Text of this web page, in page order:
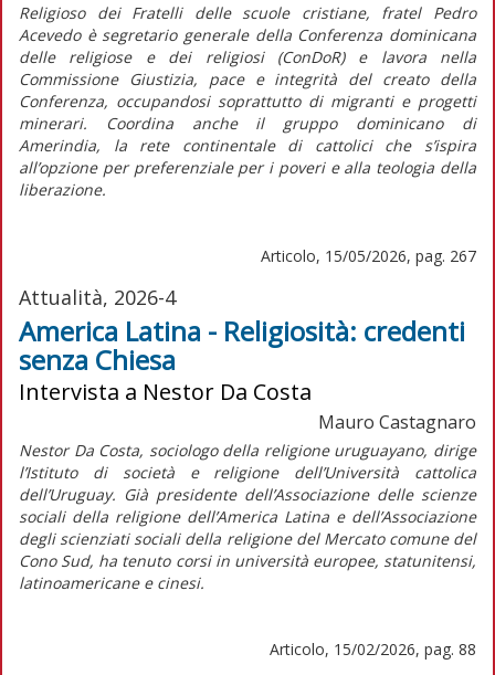
Religioso dei Fratelli delle scuole cristiane, fratel Pedro
Acevedo è segretario generale della Conferenza dominicana
delle religiose e dei religiosi (ConDoR) e lavora nella
Commissione Giustizia, pace e integrità del creato della
Conferenza, occupandosi soprattutto di migranti e progetti
minerari. Coordina anche il gruppo dominicano di
Amerindia, la rete continentale di cattolici che s’ispira
all’opzione per preferenziale per i poveri e alla teologia della
liberazione.
Articolo, 15/05/2026, pag. 267
Attualità, 2026-4
America Latina - Religiosità: credenti
senza Chiesa
Intervista a Nestor Da Costa
Mauro Castagnaro
Nestor Da Costa, sociologo della religione uruguayano, dirige
l’Istituto di società e religione dell’Università cattolica
dell’Uruguay. Già presidente dell’Associazione delle scienze
sociali della religione dell’America Latina e dell’Associazione
degli scienziati sociali della religione del Mercato comune del
Cono Sud, ha tenuto corsi in università europee, statunitensi,
latinoamericane e cinesi.
Articolo, 15/02/2026, pag. 88